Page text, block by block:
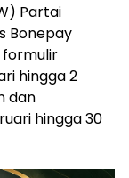
Partai
Bonepay
hingga 2
dan
hingga 30